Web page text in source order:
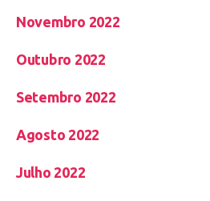
Novembro 2022
Outubro 2022
Setembro 2022
Agosto 2022
Julho 2022